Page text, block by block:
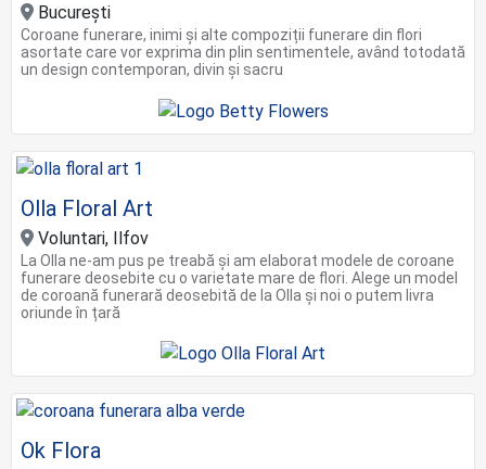
Bucureşti
Coroane funerare, inimi și alte compoziții funerare din flori
asortate care vor exprima din plin sentimentele, având totodată
un design contemporan, divin și sacru
Olla Floral Art
Voluntari, Ilfov
La Olla ne-am pus pe treabă și am elaborat modele de coroane
funerare deosebite cu o varietate mare de flori. Alege un model
de coroană funerară deosebită de la Olla și noi o putem livra
oriunde în țară
Ok Flora